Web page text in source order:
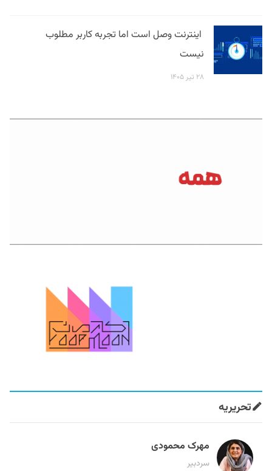
اینترنت وصل است اما تجربه کاربر مطلوب
نیست
۲۸ تیر ۱۴۰۵
تحریریه
مهرک محمودی
سردبیر